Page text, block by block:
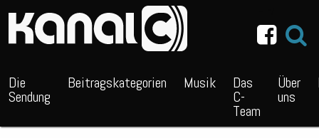
Die
Sendung
Beitragskategorien Musik Das
C-
Team
Über
uns